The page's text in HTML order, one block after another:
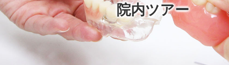
院内ツアー